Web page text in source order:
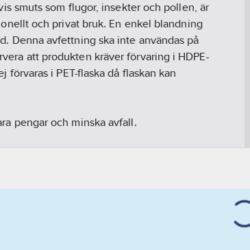
smuts som flugor, insekter och pollen, är
och privat bruk. En enkel blandning
Denna avfettning ska inte användas på
att produkten kräver förvaring i HDPE-
förvaras i PET-flaska då flaskan kan
pengar och minska avfall.